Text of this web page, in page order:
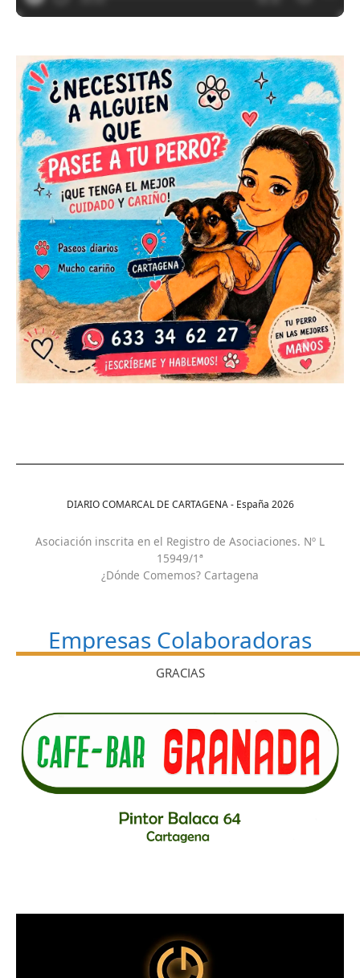
DIARIO COMARCAL DE CARTAGENA - España 2026
Asociación inscrita en el Registro de Asociaciones. Nº L
15949/1ª
¿Dónde Comemos? Cartagena
Empresas Colaboradoras
GRACIAS